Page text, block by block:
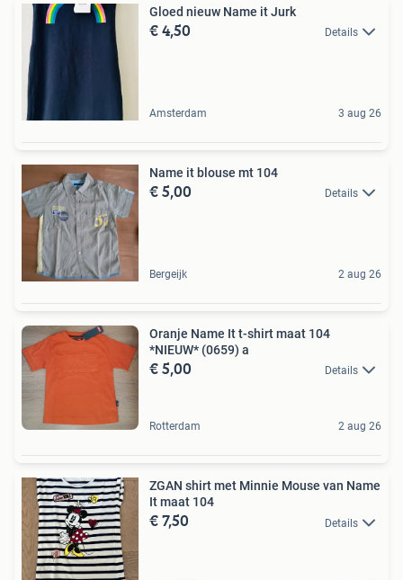
Gloed nieuw Name it Jurk
€ 4,50 Details
Amsterdam 3 aug 26
Name it blouse mt 104
€ 5,00 Details
Bergeijk 2 aug 26
Oranje Name It t-shirt maat 104
*NIEUW* (0659) a
€ 5,00 Details
Rotterdam 2 aug 26
ZGAN shirt met Minnie Mouse van Name
It maat 104
€ 7,50 Details